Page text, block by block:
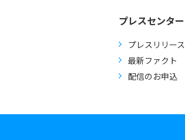
プレスセンター
プレスリリース
最新ファクト
配信のお申込